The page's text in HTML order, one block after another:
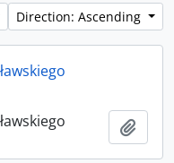
Direction: Ascending